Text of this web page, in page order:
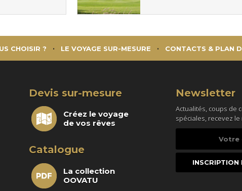
CHOISIR ? LE VOYAGE SUR-MESURE CONTACTS & PLAN
Devis sur-mesure
Créez le voyage
de vos rêves
Catalogue
La collection
OOVATU
Newsletter
Actualités, coups de
spéciales, recevez